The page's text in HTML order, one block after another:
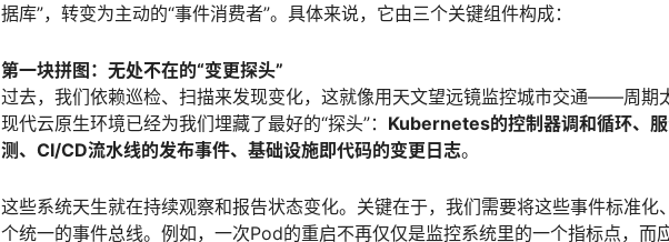
据库”，转变为主动的“事件消费者”。具体来说，它由三个关键组件构成：
第一块拼图：无处不在的“变更探头”
过去，我们依赖巡检、扫描来发现变化，这就像用天文望远镜监控城市交通——周期
现代云原生环境已经为我们埋藏了最好的“探头”： Kubernetes的控制器调和循环、
测、CI/CD流水线的发布事件、基础设施即代码的变更日志。
这些系统天生就在持续观察和报告状态变化。关键在于，我们需要将这些事件标准化
个统一的事件总线。例如，一次Pod的重启不再仅仅是监控系统里的一个指标点，而